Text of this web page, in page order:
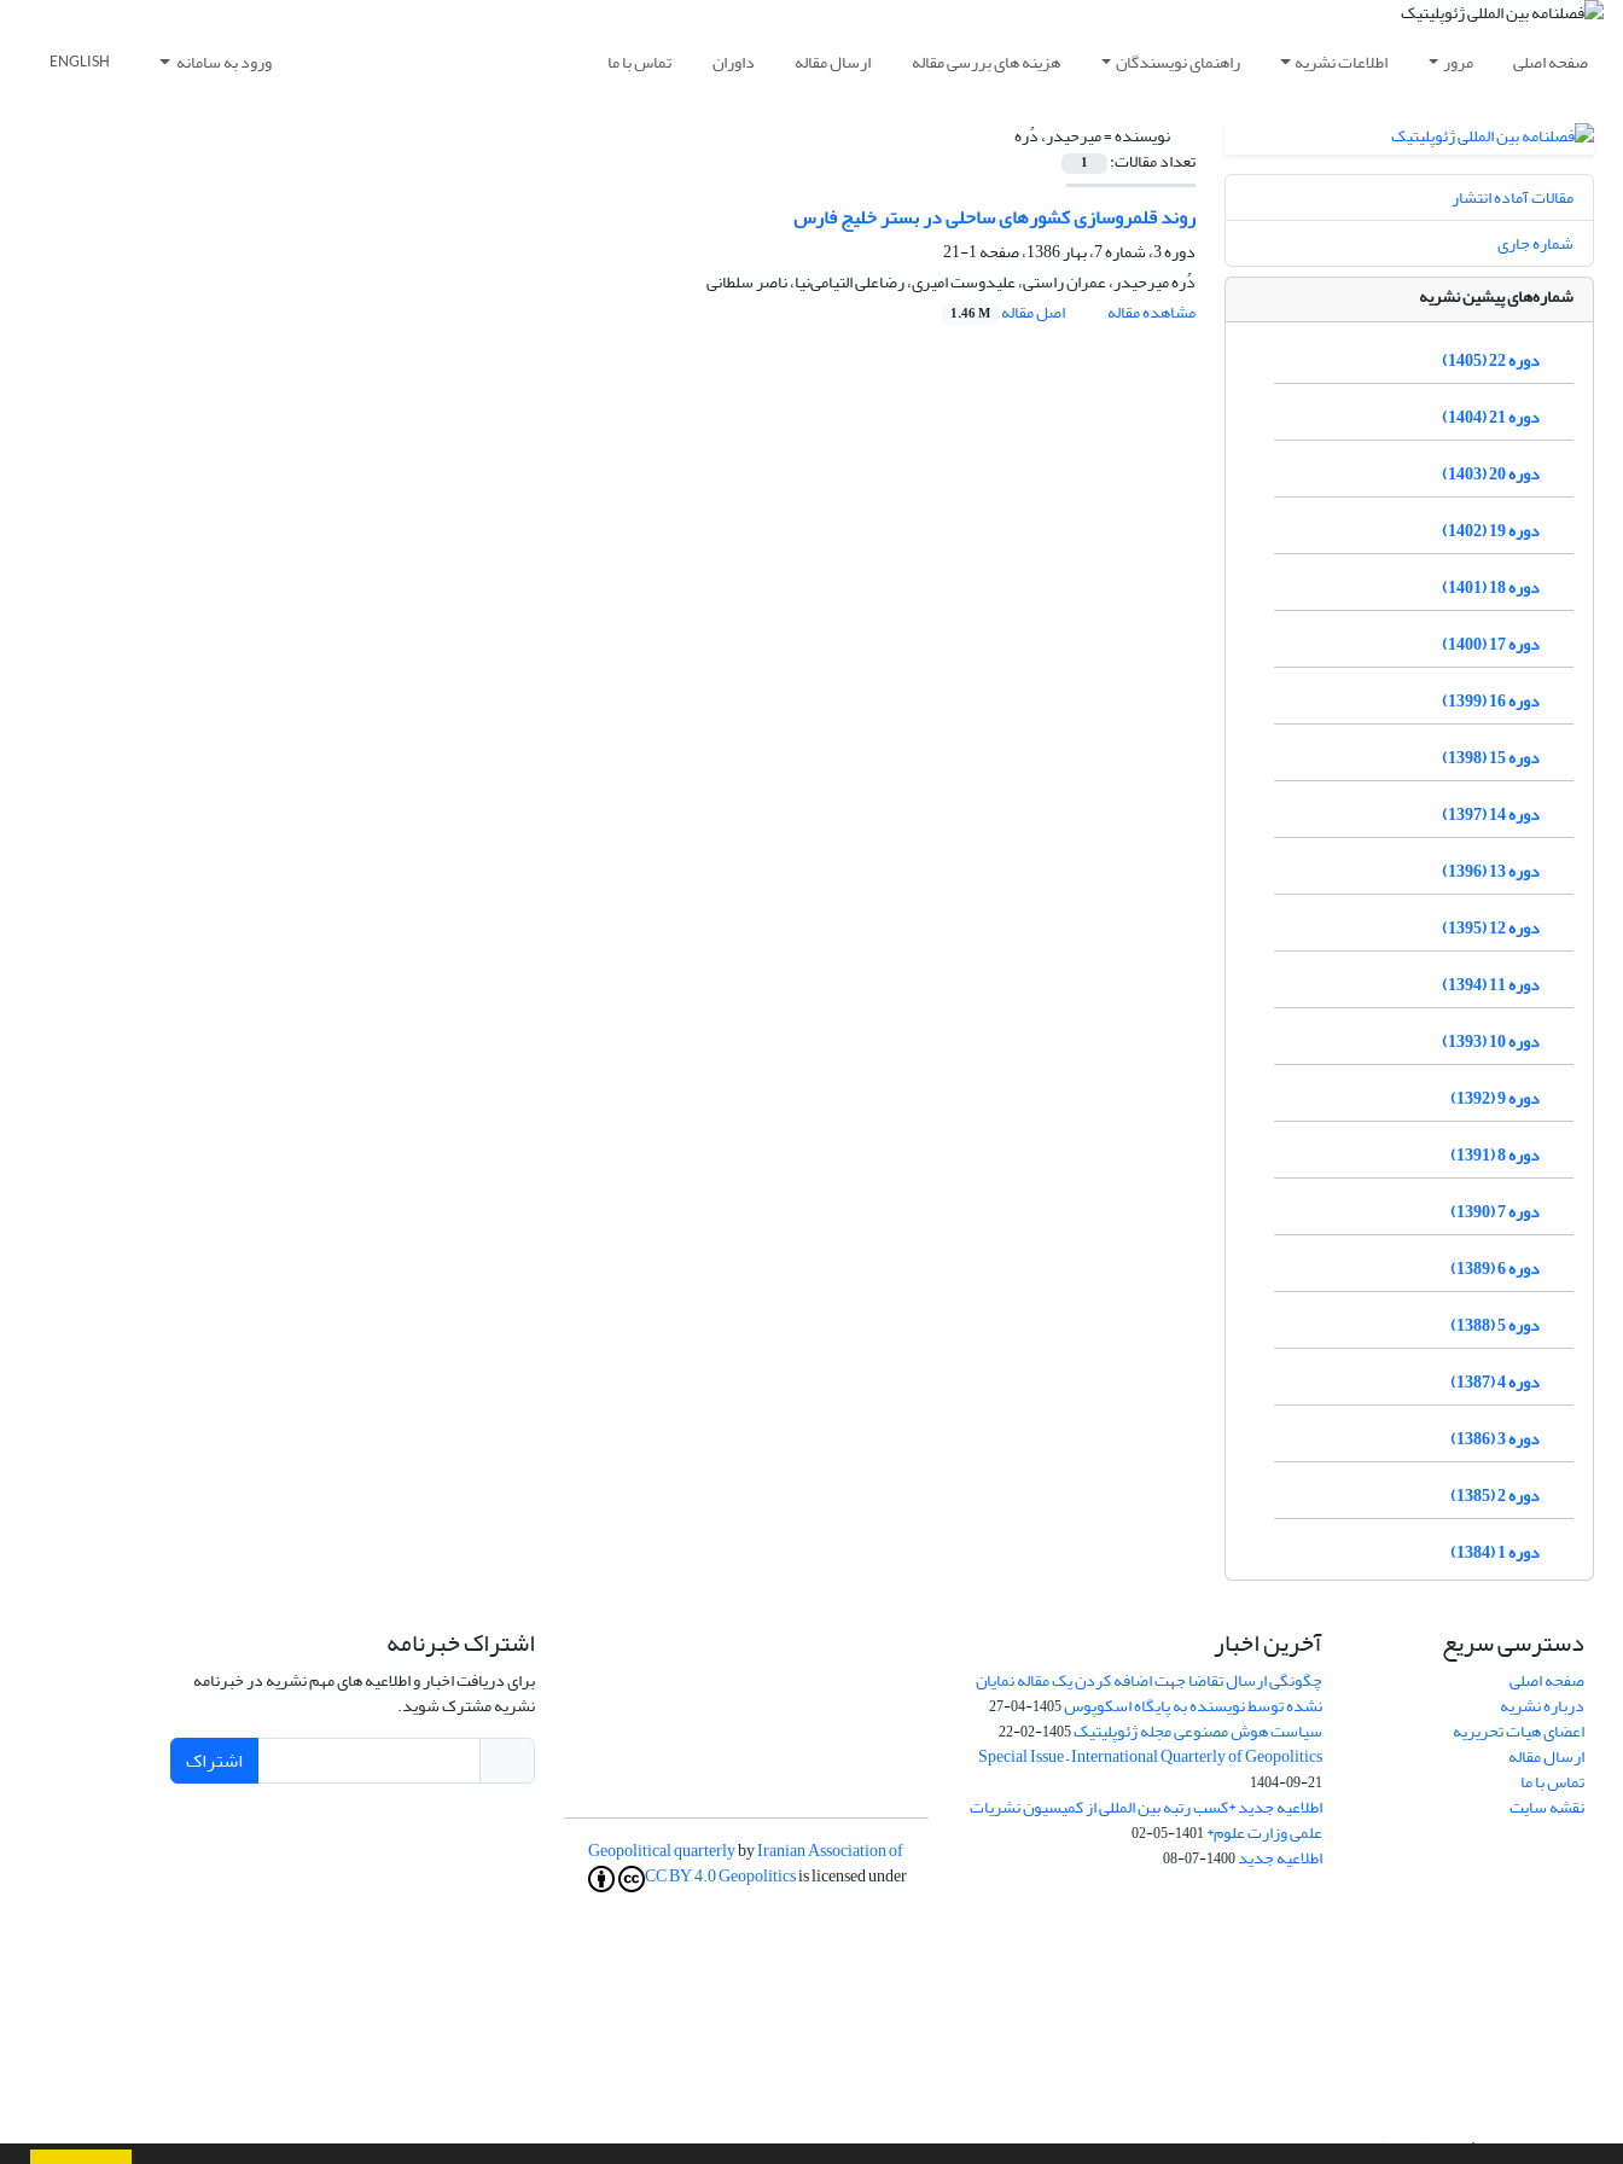
صفحه اصلی مرور اطلاعات نشریه راهنمای نویسندگان هزینه های بررسی مقاله ارسال مقاله داوران تماس با ما ورود به سامانه ENGLISH
نویسنده =میرحیدر، دُره
تعداد مقالات: 1
روند قلمروسازی کشورهای ساحلی در بستر خلیج فارس
دوره 3، شماره 7، بهار 1386، صفحه
1-21
دُره میرحیدر، عمران راستی، علیدوست امیری، رضاعلی التیامی‌نیا، ناصر سلطانی
مشاهده مقاله
اصل مقاله 1.46 M
مقالات آماده انتشار
شماره جاری
شماره‌های پیشین نشریه
دوره 22 (1405)
دوره 21 (1404)
دوره 20 (1403)
دوره 19 (1402)
دوره 18 (1401)
دوره 17 (1400)
دوره 16 (1399)
دوره 15 (1398)
دوره 14 (1397)
دوره 13 (1396)
دوره 12 (1395)
دوره 11 (1394)
دوره 10 (1393)
دوره 9 (1392)
دوره 8 (1391)
دوره 7 (1390)
دوره 6 (1389)
دوره 5 (1388)
دوره 4 (1387)
دوره 3 (1386)
دوره 2 (1385)
دوره 1 (1384)
دسترسی سریع
صفحه اصلی
درباره نشریه
اعضای هیات تحریریه
ارسال مقاله
تماس با ما
نقشه سایت
آخرین اخبار
چگونگی ارسال تقاضا جهت اضافه کردن یک مقاله نمایان
نشده توسط نویسنده به پایگاه اسکوپوس1405-04-27
سیاست هوش مصنوعی مجله ژئوپلیتیک1405-02-22
Special Issue – International Quarterly of Geopolitics
1404-09-21
اطلاعیه جدید *کسب رتبه بین المللی از کمیسیون نشریات
علمی وزارت علوم*1401-05-02
اطلاعیه جدید1400-07-08
Geopolitical quarterlybyIranian Association of
Geopoliticsis licensed under
CC BY 4.0
اشتراک خبرنامه
برای دریافت اخبار و اطلاعیه های مهم نشریه در خبرنامه
نشریه مشترک شوید.
اشتراک
سامانه مدیریت نشریات علمی.طراحی و پیاده سازی ازسیناوب